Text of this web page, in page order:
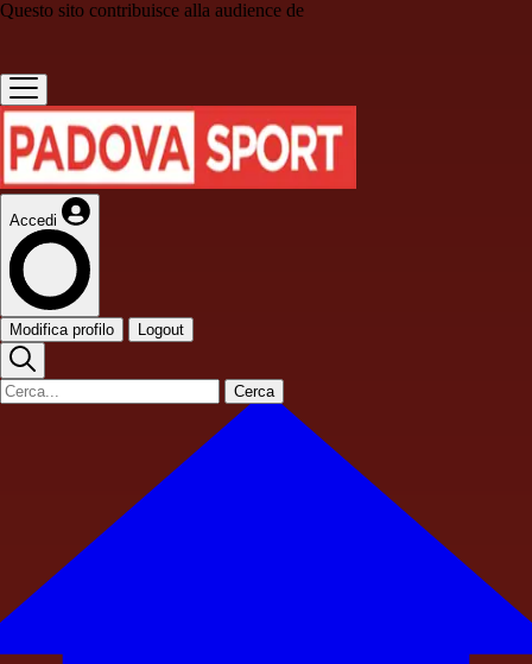
Questo sito contribuisce alla audience de
Accedi
Modifica profilo Logout
Cerca